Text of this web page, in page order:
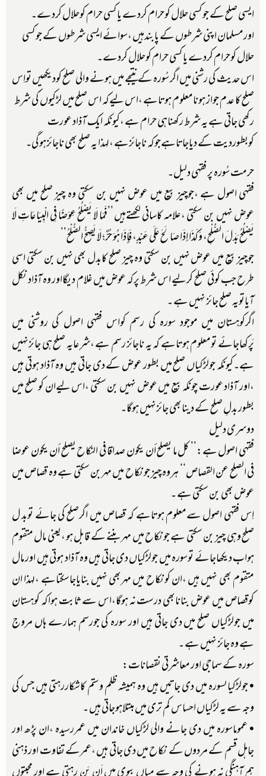
ایسی صلح کے جوکسی حلال کوحرام کردے یاکسی حرام کوحلال کردے۔
اورمسلمان اپنی شرطوں کے پابندہیں ،سوائے ایسی شرطوں کے جوکسی
حلال کوحرام کردے یاکسی حرام کوحلال کردے۔
اس حدیث کی رشنی میں اگر سُورہ کے نتیجے میں ہونے والی صلح کودیکھیں تواِس
صلح کا عدم جواز ہونامعلوم ہوتاہے ،اس لیےکہ اس صلح میں لڑکیوں کی شرط
رکھی جاتی ہے یہ شرط رکھناہی حرام ہے ،کیونکہ ایک آذاد عورت
کوبطوردیت کے دیاجاتاہےجوکہ ناجائزہے ،لہذا یہ صلح بھی ناجائزہوگی۔
حرمت سُورہ پر فقہی دلیل۔
فقہی اصول ہے ،جوچیز بیع میں عوض نہیں بن سکتی وہ چیز صلح میں بھی
عوض نہیں بن سکتی ،علامہ کاسانی لکھتےہیں ’’فَمَا لَا يَصْلُحُ عِوَضًا فِي الْبِيَاعَاتِ لَا
يَصْلُحُ بَدَلَ الصُّلْحِ، وَكَذَا إذَا صَالَحَ عَلَى عَبْدٍ، فَإِذَا هُوَ حُرٌّ؛ لَا يَصِحُّ الصُّلْحُ’’
جوچیز بیع میں عوض نہیں بن سکتی وہ چیز صلح کابدل بھی نہیں بن سکتی اسی
طرح جب کوئی صلح کرلیے اس شرط پرکہ عوض میں غلام دیگااور وہ آذاد نکل
آیاتویہ صلح جائز نہیں ہے ۔
اگرکوہستان میں موجود سورہ کی رسم کواس فقہی اصول کی روشنی میں
پَرکھاجائے تومعلوم ہوتاہے کہ یہ ناجائز رسم ہے ،شرعایہ صلح ہی جائزنہیں
ہے۔کیونکہ جولڑکیاں صلح میں بطور عوض کے دی جاتی ہیں وہ آذاد ہوتی ہیں
،اور آذاد عورت چونکہ بیع میں عوض نہیں بن سکتی ،اس لیےان کو صلح میں
بطور بدلِ صلح کے دینابھی جائزنہیں ہوگا۔
دوسری دلیل
فقہی اصول ہے:’’ كل ما يصلح أن يكون صداقا في النكاح يصلح أن يكون عوضا
في الصلح عن القصاص‘‘ ہروہ چیز جونکاح میں مہربن سکتی ہے وہ قصاص میں
عوض بھی بن سکتی ہے ۔
اِس فقہی اصول سےمعلوم ہوتاہے کہ قصاص میں اگرصلح کی جائے توبد ل
صلح وہی چیز بن سکتی ہے جونکاح میں مہربننے کے قابل ہو ،یعنی مال متقوم
ہواب دیکھاجائے توسورہ میں جولڑکیاں دی جاتی ہیں وہ آذاد ہوتی ہیں اور مال
متقوم بھی نہیں ہیں ،ان کونکاح میں مہربھی نہیں بنایاجاسکتاہے ،لہذا ان
کوقصاص میں عوض بنانابھی درست نہ ہوگا،اس سے ثابت ہواکہ کوہستان
میں جولڑکیاں صلح میں دی جاتی ہیں اور سورہ کی جورسم ہمارے ہاں مروج
ہے وہ جائز نہیں ہے ۔
سورہ کے سماجی اور معاشرتی نقصانات:
• جولڑکیاںسورہ میں دی جاتیں ہیں وہ ہمیشہ ظلم وستم کاشکاررہتی ہیں جس کی
وجہ سے یہ لڑکیاں احساس کم تری میں مبتلاہوجاتی ہیں ۔
• عموماسورہ میں دی جانے والی لڑکیاں خاندان میں عمررسیدہ ،ان پڑھ اور
جاہل قسم کے مردوں کے نکاح میں دی جاتی ہیں ،عمرکے تفاوت اور ذہنی